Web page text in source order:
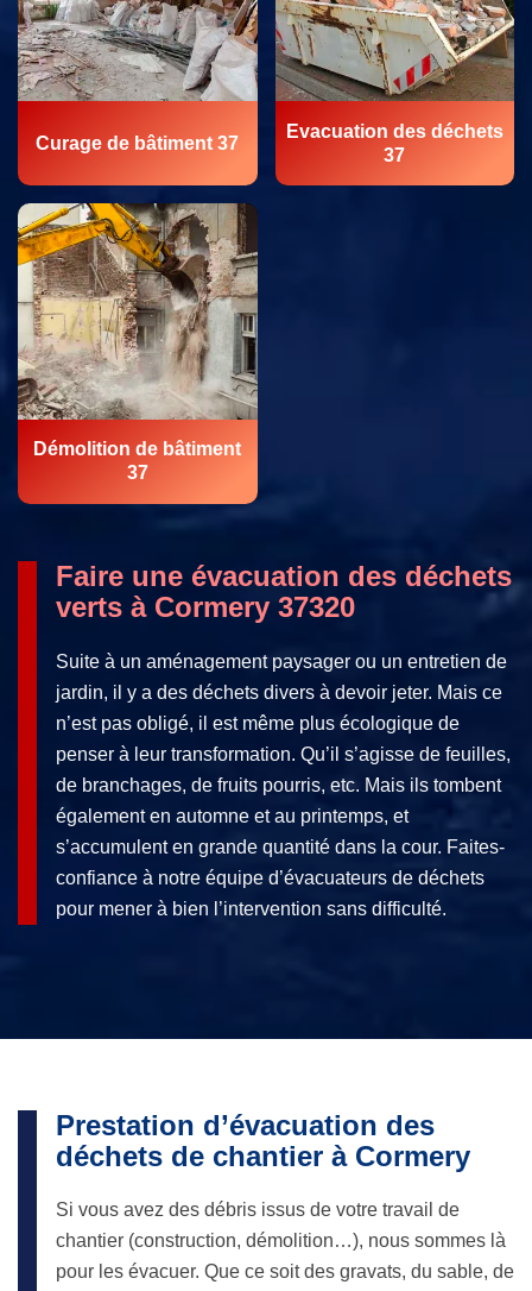
Curage de bâtiment 37
Evacuation des déchets
37
Démolition de bâtiment
37
Faire une évacuation des déchets
verts à Cormery 37320
Suite à un aménagement paysager ou un entretien de
jardin, il y a des déchets divers à devoir jeter. Mais ce
n’est pas obligé, il est même plus écologique de
penser à leur transformation. Qu’il s’agisse de feuilles,
de branchages, de fruits pourris, etc. Mais ils tombent
également en automne et au printemps, et
s’accumulent en grande quantité dans la cour. Faites-
confiance à notre équipe d’évacuateurs de déchets
pour mener à bien l’intervention sans difficulté.
Prestation d’évacuation des
déchets de chantier à Cormery
Si vous avez des débris issus de votre travail de
chantier (construction, démolition…), nous sommes là
pour les évacuer. Que ce soit des gravats, du sable, de